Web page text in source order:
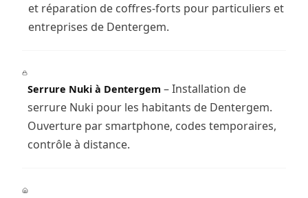
et réparation de coffres-forts pour particuliers et
entreprises de Dentergem.
Serrure Nuki à Dentergem – Installation de
serrure Nuki pour les habitants de Dentergem.
Ouverture par smartphone, codes temporaires,
contrôle à distance.